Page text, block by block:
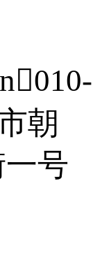
010-
朝
号